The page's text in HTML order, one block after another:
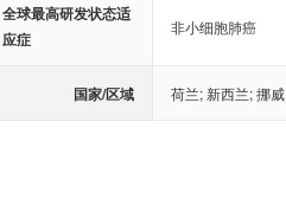
全球最高研发状态适
应症
非小细胞肺癌
国家/区域 荷兰;新西兰;挪威